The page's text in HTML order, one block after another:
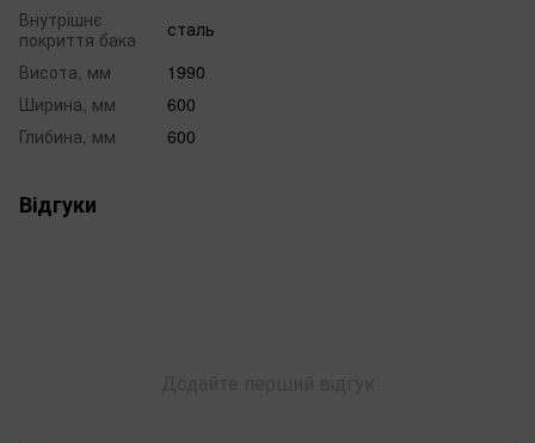
Внутрішнє
покриття бака
сталь
Висота, мм
1990
Ширина, мм
600
Глибина, мм
600
Відгуки